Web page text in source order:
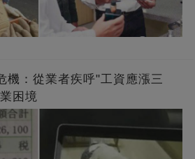
機：從業者疾呼"工資應漲三
困境